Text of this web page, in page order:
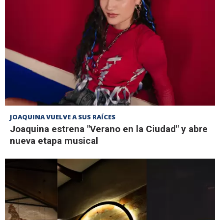
JOAQUINA VUELVE A SUS RAÍCES
Joaquina estrena "Verano en la Ciudad" y abre
nueva etapa musical